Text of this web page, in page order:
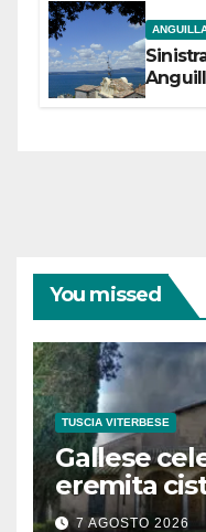
You missed
TUSCIA VITERBESE
Gallese
eremita
secolo
7 AGOSTO 2026